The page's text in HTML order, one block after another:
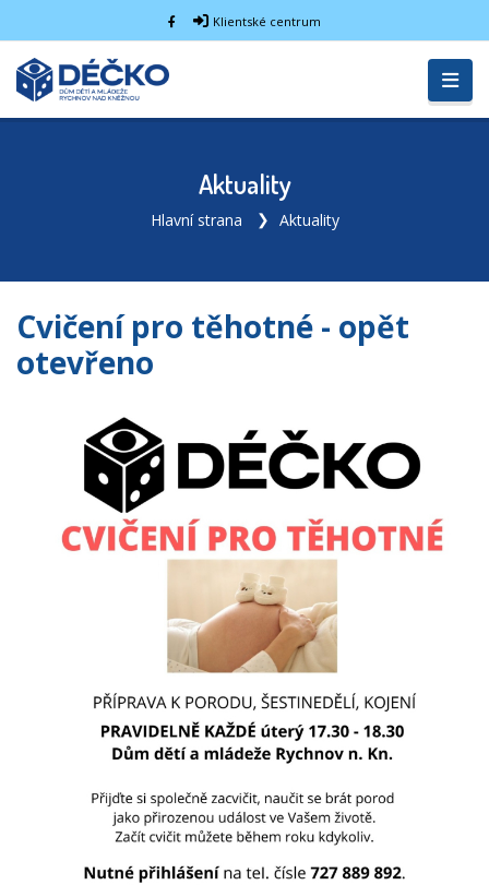
Klientské centrum
Aktuality
Hlavní strana Aktuality
Cvičení pro těhotné - opět
otevřeno